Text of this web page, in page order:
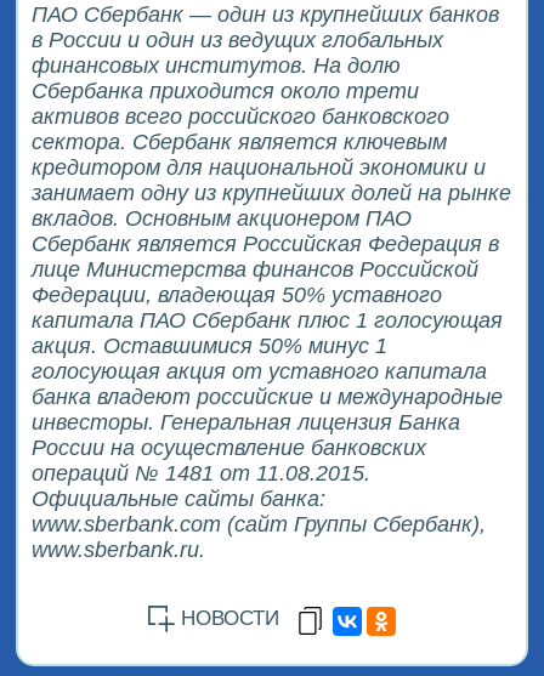
ПАО Сбербанк — один из крупнейших банков
в России и один из ведущих глобальных
финансовых институтов. На долю
Сбербанка приходится около трети
активов всего российского банковского
сектора. Сбербанк является ключевым
кредитором для национальной экономики и
занимает одну из крупнейших долей на рынке
вкладов. Основным акционером ПАО
Сбербанк является Российская Федерация в
лице Министерства финансов Российской
Федерации, владеющая 50% уставного
капитала ПАО Сбербанк плюс 1 голосующая
акция. Оставшимися 50% минус 1
голосующая акция от уставного капитала
банка владеют российские и международные
инвесторы. Генеральная лицензия Банка
России на осуществление банковских
операций № 1481 от 11.08.2015.
Официальные сайты банка:
www.sberbank.com (сайт Группы Сбербанк),
www.sberbank.ru.
НОВОСТИ